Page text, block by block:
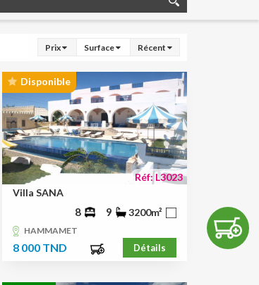
Prix Surface Récent
Disponible
Réf: L3023
Villa SANA
8 9 3200m²
HAMMAMET
8 000 TND Détails